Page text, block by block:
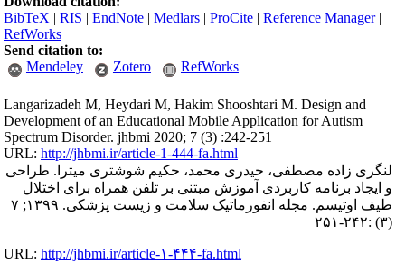
BibTeX |RIS |EndNote |Medlars |ProCite |Reference Manager
RefWorks
Send citation to:
Mendeley
Zotero RefWorks
Langarizadeh M, Heydari M, Hakim Shooshtari M. Design and
Development of an Educational Mobile Application for Autism
Spectrum Disorder. jhbmi 2020; 7 (3) :242-251
URL:http://jhbmi.ir/article-1-444-fa.html
لنگری زاده مصطفی، حیدری محمد، حکیم شوشتری میترا. طراحی
و ایجاد برنامه کاربردی آموزش مبتنی بر تلفن همراه برای اختلال
طیف اوتیسم. مجله انفورماتیک سلامت و زیست پزشکی. ۱۳۹۹; ۷
URL:http://jhbmi.ir/article-۱-۴۴۴-fa.html